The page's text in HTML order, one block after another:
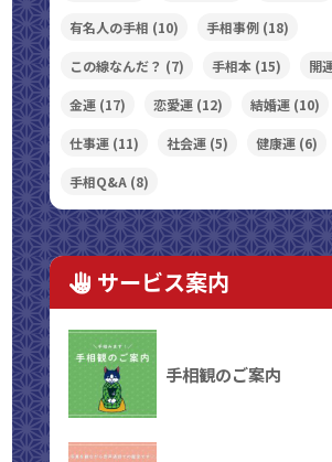
有名人の手相 (10) 手相事例 (18)
この線なんだ？ (7) 手相本 (15) 開
金運 (17) 恋愛運 (12) 結婚運 (10)
仕事運 (11) 社会運 (5) 健康運 (6)
手相Q&A (8)
サービス案内
手相観のご案内